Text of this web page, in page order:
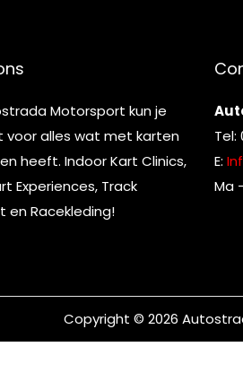
Motorsport kun je
voor alles wat met karten
heeft. Indoor Kart Clinics,
Experiences, Track
en Racekleding!
Tel:
E:
Ma
Copyright © 2026